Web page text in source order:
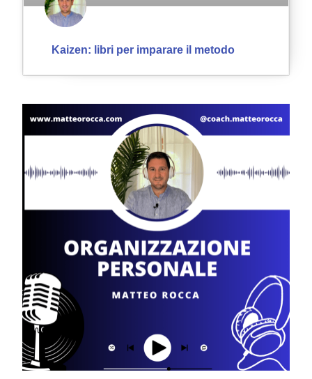
Kaizen: libri per imparare il metodo